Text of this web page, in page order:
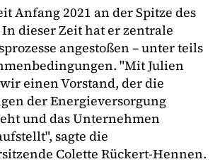
Anfang 2021 an der Spitze des
dieser Zeit hat er zentrale
angestoßen – unter teils
"Mit Julien
einen Vorstand, der die
der Energieversorgung
und das Unternehmen
sagte die
Colette Rückert-Hennen.